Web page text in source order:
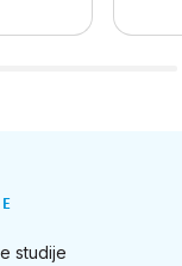
studije